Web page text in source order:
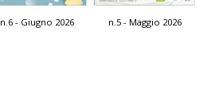
n.6 - Giugno 2026 n.5 - Maggio 2026